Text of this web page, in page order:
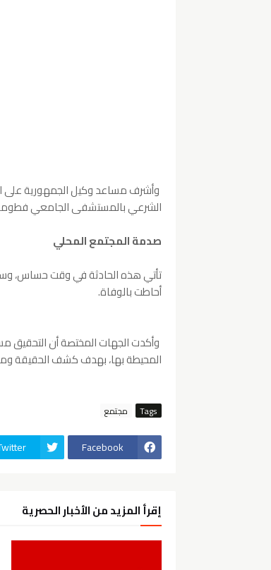
وأشرف مساعد وكيل الجمهورية على
الشرعي بالمستشفى الجامعي فطومة
صدمة المجتمع المحلي
تأتي هذه الحادثة في وقت حساس،
أحاطت بالوفاة.
وأكدت الجهات المختصة أن التحقيق
المحيطة بها، بهدف كشف الحقيقة
Tags مجتمع
Facebook
إقرأ المزيد من الأخبار الحصرية